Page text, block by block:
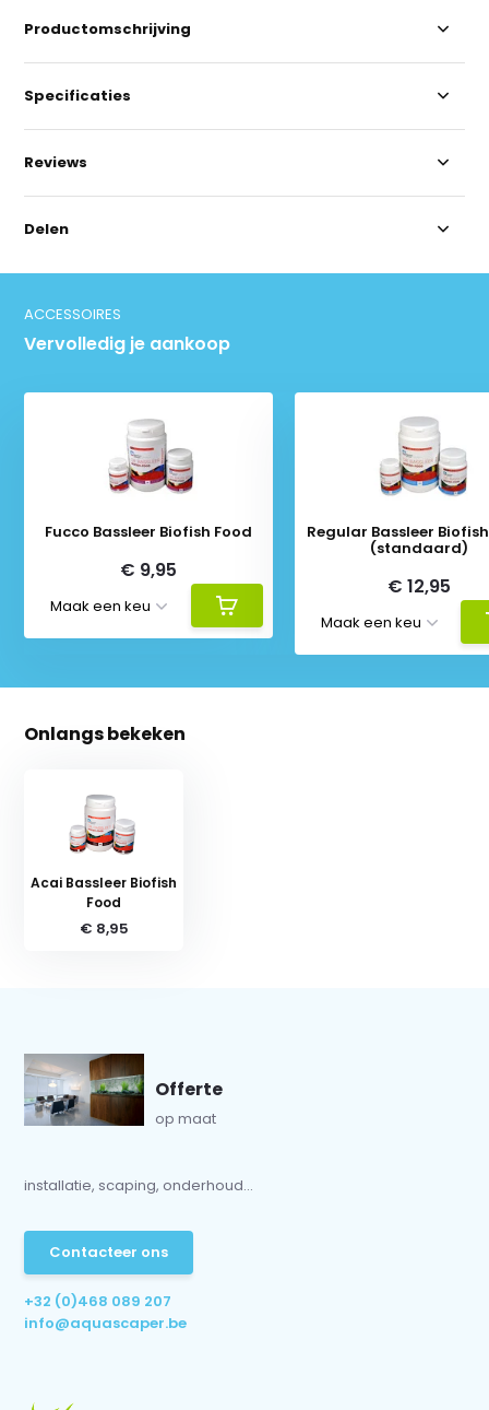
Productomschrijving
Specificaties
Reviews
Delen
ACCESSOIRES
Vervolledig je aankoop
Fucco Bassleer Biofish Food
€ 9,95
Regular Bassleer
(standaard)
€ 12,95
Onlangs bekeken
Acai Bassleer Biofish
Food
€ 8,95
Offerte
op maat
installatie, scaping, onderhoud...
Contacteer ons
+32 (0)468 089 207
info@aquascaper.be